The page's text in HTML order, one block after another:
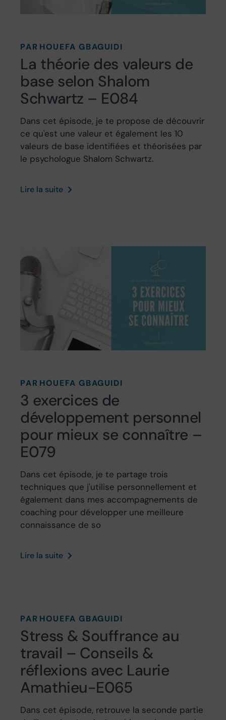
PAR HOUEFA GBAGUIDI
La théorie des valeurs de
base selon Shalom
Schwartz – E084
Dans cet épisode, je te propose de découvrir
ce qu'est une valeur et également les 10
valeurs de base identifiées et théorisées par
le psychologue Shalom Schwartz.
Lire la suite
PAR HOUEFA GBAGUIDI
3 exercices de
développement personnel
pour mieux se connaître –
E079
Dans cet épisode, je te partage trois
techniques que j'utilise personnellement et
également dans mes accompagnements de
coaching pour développer une meilleure
connaissance de so
Lire la suite
PAR HOUEFA GBAGUIDI
Stress & Souffrance au
travail – Conseils &
réflexions avec Laurie
Amathieu-E065
Dans cet épisode, retrouve la seconde partie